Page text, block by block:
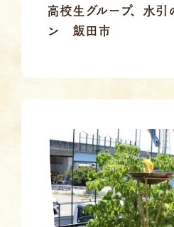
高校生グループ、水
ン 飯田市